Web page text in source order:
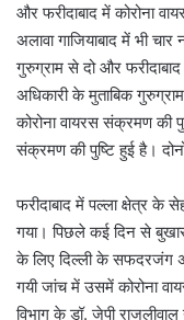
और फरीदाबाद में कोरोना
अलावा गाजियाबाद में भी
गुरुग्राम से दो और
अधिकारी के मुताबिक
कोरोना वायरस संक्रमण की
संक्रमण की पुष्टि हुई है।
फरीदाबाद में पल्ला क्षेत्र के
गया। पिछले कई दिन से
के लिए दिल्ली के सफदरजंग
गयी जांच में उसमें कोरोना
विभाग के डॉ. जेपी